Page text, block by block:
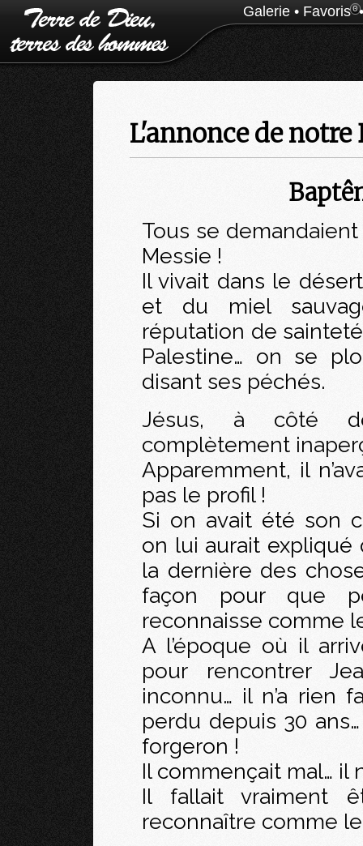
Galerie • Favoris0
L'annonce de notre
Tous se
Messie !
Il vivait dans le
et du miel
réputation de
Palestine… on se
disant ses péchés.
Jésus, à côté
complètement
Apparemment, il
pas le profil !
Si on avait été son
on lui aurait expliqué
la dernière des
façon pour que
reconnaisse comme
A l’époque où il
pour rencontrer
inconnu… il n’a rien
perdu depuis 30
forgeron !
Il commençait mal… il
Il fallait vraiment
reconnaître comme